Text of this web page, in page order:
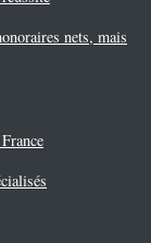
nets, mais